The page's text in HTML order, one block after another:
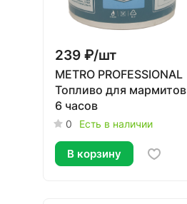
239 ₽/шт
METRO PROFESSIONAL
Топливо для мармитов
6 часов
0 Есть в наличии
В корзину